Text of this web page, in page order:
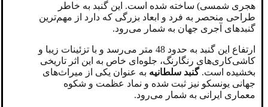
هجری شمسی) ساخته شده است. این گنبد به خاطر
طراحی منحصر به فرد و ابعاد بزرگی که دارد از مهم‌ترین
گنبدهای آجری جهان به شمار می‌رود.
ارتفاع این گنبد به حدود 48 متر می‌رسد و با تزئینات زیبا و
کاشی‌کاری‌های رنگارنگ، جلوه‌ای خاص به این اثر تاریخی
بخشیده است.گنبد سلطانیه به عنوان یکی از میراث‌های
جهانی یونسکو نیز ثبت شده و نماد عظمت و شکوه
معماری ایرانی به شمار می‌رود.